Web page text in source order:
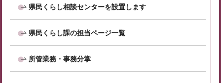
県民くらし相談センターを設置します
県民くらし課の担当ページ一覧
所管業務・事務分掌